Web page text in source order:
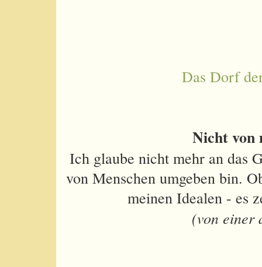
Das Dorf
Nicht von
Ich glaube nicht mehr an das
von Menschen umgeben bin.
meinen Idealen - es
(von einer